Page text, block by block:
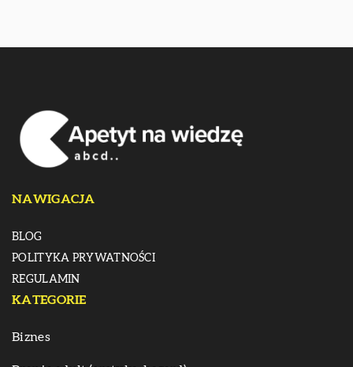
NAWIGACJA
BLOG
POLITYKA PRYWATNOŚCI
REGULAMIN
KATEGORIE
Biznes